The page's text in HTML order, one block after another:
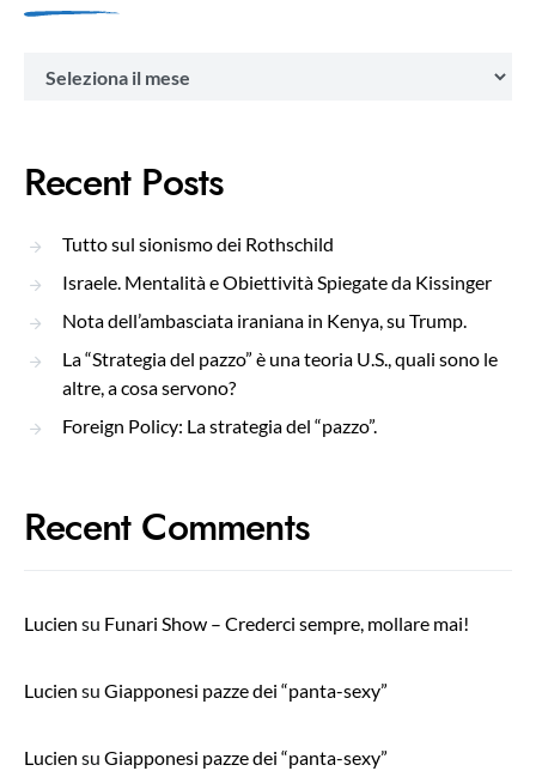
Recent Posts
Tutto sul sionismo dei Rothschild
Israele. Mentalità e Obiettività Spiegate da Kissinger
Nota dell’ambasciata iraniana in Kenya, su Trump.
La “Strategia del pazzo” è una teoria U.S., quali sono le
altre, a cosa servono?
Foreign Policy: La strategia del “pazzo”.
Recent Comments
Lucien su Funari Show – Crederci sempre, mollare mai!
Lucien su Giapponesi pazze dei “panta-sexy”
Lucien su Giapponesi pazze dei “panta-sexy”